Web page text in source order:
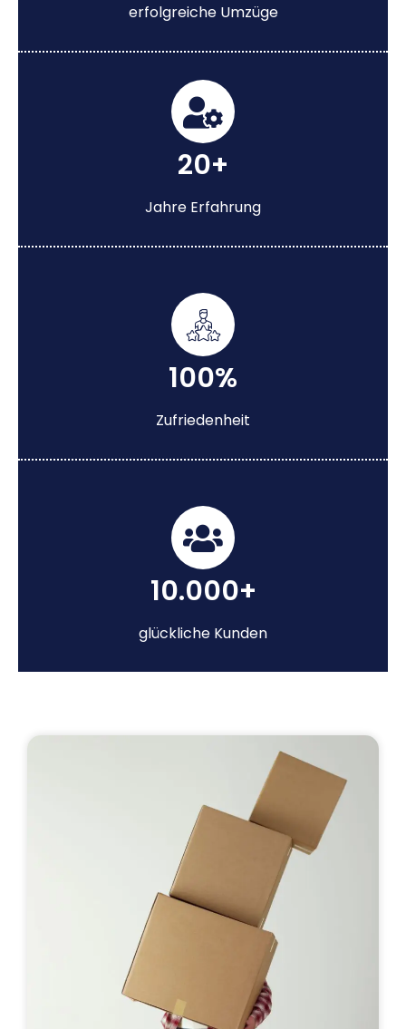
erfolgreiche Umzüge
20+
Jahre Erfahrung
100%
Zufriedenheit
10.000+
glückliche Kunden